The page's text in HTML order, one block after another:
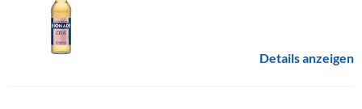
Details anzeigen